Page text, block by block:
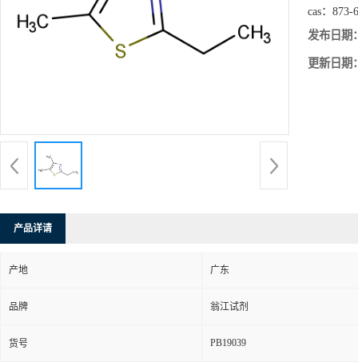
cas： 873-
发布日期
更新日期
产品详请
产地 广东
品牌 翁江试剂
货号 PB19039